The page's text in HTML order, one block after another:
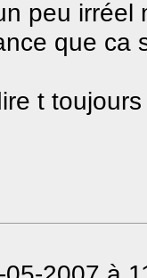
peu
que ca
t